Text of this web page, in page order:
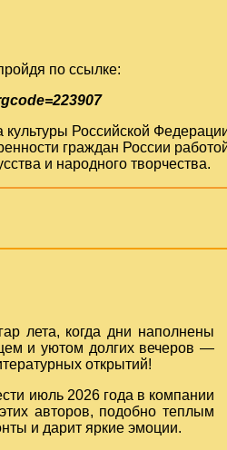
по ссылке:
Российской
граждан России
и народного творчества.
лета, когда дни наполнены
и уютом долгих вечеров —
открытий!
июль 2026 года в компании
авторов, подобно теплым
и дарит яркие эмоции.